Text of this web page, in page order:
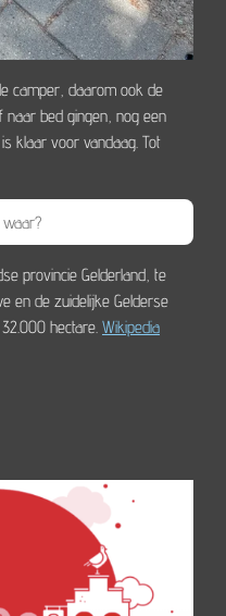
camper, daarom ook de
bed gingen, nog een
klaar voor vandaag. Tot
provincie Gelderland, te
en de zuidelijke Gelderse
hectare. Wikipedia